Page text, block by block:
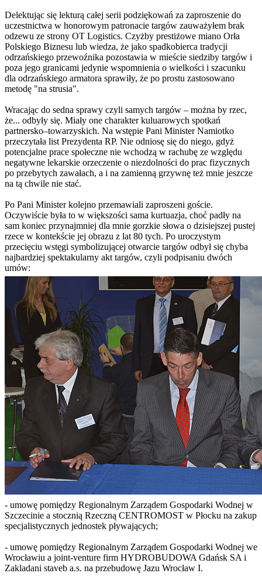
Delektując się lekturą całej serii podziękowań za zaproszenie do
uczestnictwa w honorowym patronacie targów zauważyłem brak
odzewu ze strony OT Logistics. Czyżby prestiżowe miano Orła
Polskiego Biznesu lub wiedza, że jako spadkobierca tradycji
odrzańskiego przewoźnika pozostawia w mieście siedziby targów i
poza jego granicami jedynie wspomnienia o wielkości i szacunku
dla odrzańskiego armatora sprawiły, że po prostu zastosowano
metodę "na strusia".
Wracając do sedna sprawy czyli samych targów – można by rzec,
że... odbyły się. Miały one charakter kuluarowych spotkań
partnersko–towarzyskich. Na wstępie Pani Minister Namiotko
przeczytała list Prezydenta RP. Nie odniosę się do niego, gdyż
potencjalne prace społeczne nie wchodzą w rachubę ze względu
negatywne lekarskie orzeczenie o niezdolności do prac fizycznych
po przebytych zawałach, a i na zamienną grzywnę też mnie jeszcze
na tą chwile nie stać.
Po Pani Minister kolejno przemawiali zaproszeni goście.
Oczywiście była to w większości sama kurtuazja, choć padły na
sam koniec przynajmniej dla mnie gorzkie słowa o dzisiejszej pustej
rzece w kontekście jej obrazu z lat 80 tych. Po uroczystym
przecięciu wstęgi symbolizującej otwarcie targów odbył się chyba
najbardziej spektakularny akt targów, czyli podpisaniu dwóch
umów:
- umowę pomiędzy Regionalnym Zarządem Gospodarki Wodnej w
Szczecinie a stocznią Rzeczną CENTROMOST w Płocku na zakup
specjalistycznych jednostek pływających;
- umowę pomiędzy Regionalnym Zarządem Gospodarki Wodnej we
Wrocławiu a joint-venture firm HYDROBUDOWA Gdańsk SA i
Zakladani staveb a.s. na przebudowę Jazu Wrocław I.